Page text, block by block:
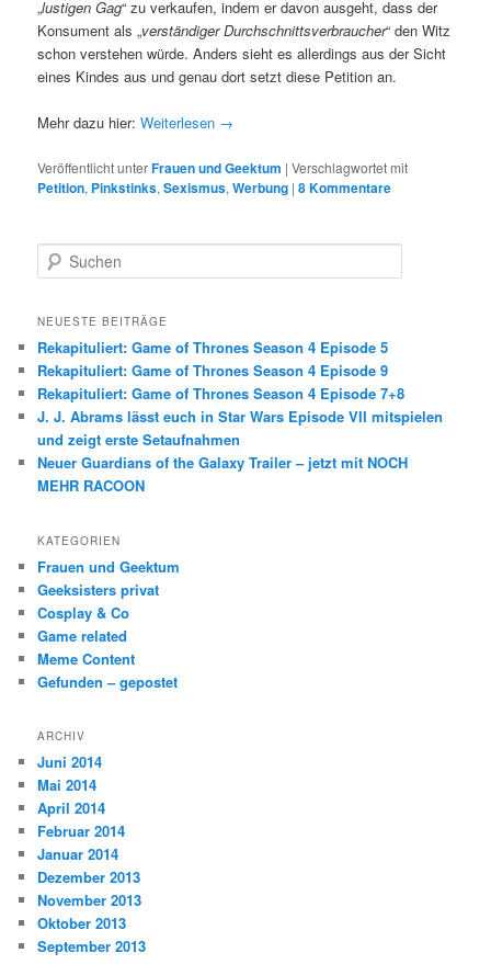
„lustigen Gag“ zu verkaufen, indem er davon ausgeht, dass der
Konsument als „verständiger Durchschnittsverbraucher“ den Witz
schon verstehen würde. Anders sieht es allerdings aus der Sicht
eines Kindes aus und genau dort setzt diese Petition an.
Mehr dazu hier:Weiterlesen →
Veröffentlicht unterFrauen und Geektum |Verschlagwortet mit
Petition, Pinkstinks,Sexismus,Werbung |8 Kommentare
u
h
n
NEUESTE BEITRÄGE
Rekapituliert: Game of Thrones Season 4 Episode 5
Rekapituliert: Game of Thrones Season 4 Episode 9
Rekapituliert: Game of Thrones Season 4 Episode 7+8
J. J. Abrams lässt euch in Star Wars Episode VII mitspielen
und zeigt erste Setaufnahmen
Neuer Guardians of the Galaxy Trailer – jetzt mit NOCH
MEHR RACOON
KATEGORIEN
Frauen und Geektum
Geeksisters privat
Cosplay & Co
Game related
Meme Content
Gefunden – gepostet
ARCHIV
Juni 2014
Mai 2014
April 2014
Februar 2014
Januar 2014
Dezember 2013
November 2013
Oktober 2013
September 2013